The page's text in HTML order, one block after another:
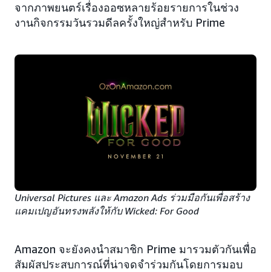
จากภาพยนตร์เรื่องออซหลายร้อยรายการในช่วง
งานกิจกรรมวันรวมดีลครั้งใหญ่สำหรับ Prime
Universal Pictures และ Amazon Ads ร่วมมือกันเพื่อสร้าง
แคมเปญอันทรงพลังให้กับ Wicked: For Good
Amazon จะยังคงนำสมาชิก Prime มารวมตัวกันเพื่อ
สัมผัสประสบการณ์ที่น่าจดจำร่วมกันโดยการมอบ